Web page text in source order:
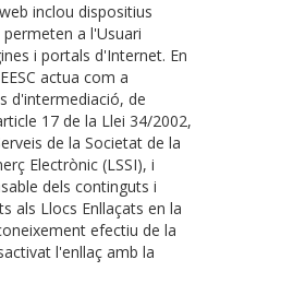
inclou dispositius
a l'Usuari
i portals d'Internet. En
actua com a
d'intermediació, de
17 de la Llei 34/2002,
de la Societat de la
Electrònic (LSSI), i
dels continguts i
als Llocs Enllaçats en la
efectiu de la
l'enllaç amb la